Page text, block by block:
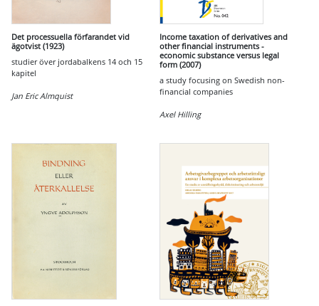
Det processuella förfarandet vid
ägotvist (1923)
studier över jordabalkens 14 och 15
kapitel
Jan Eric Almquist
Income taxation of derivatives and
other financial instruments -
economic substance versus legal
form (2007)
a study focusing on Swedish non-
financial companies
Axel Hilling